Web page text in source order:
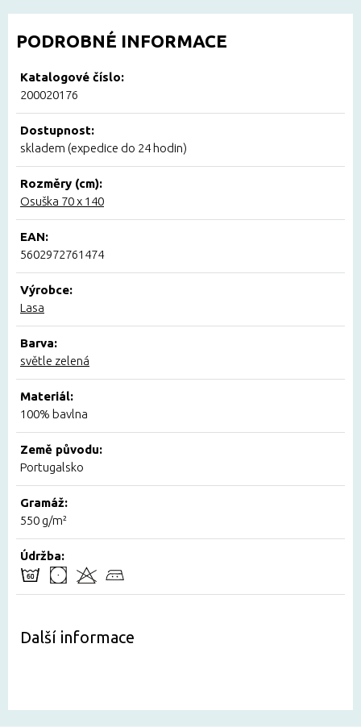
PODROBNÉ INFORMACE
Katalogové číslo:
200020176
Dostupnost:
skladem (expedice do 24 hodin)
Rozměry (cm):
Osuška 70 x 140
EAN:
5602972761474
Výrobce:
Lasa
Barva:
světle zelená
Materiál:
100% bavlna
Země původu:
Portugalsko
Gramáž:
550 g/m²
Údržba:
Další informace